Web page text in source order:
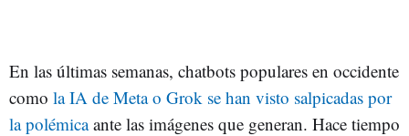
En las últimas semanas, chatbots populares en occidente
como la IA de Meta o Grok se han visto salpicadas por
la polémicaante las imágenes que generan. Hace tiempo